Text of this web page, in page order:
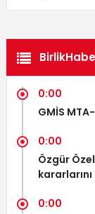
0:00
GMİS
0:00
Özgür
kararlarını
0:00